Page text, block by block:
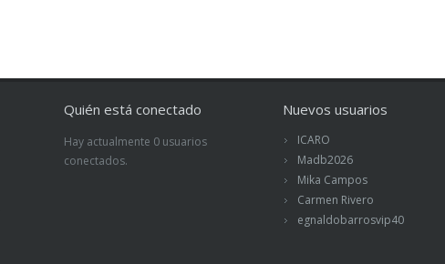
Quién está conectado
Hay actualmente 0 usuarios
conectados.
Nuevos usuarios
ICARO
Madb2026
Mika Campos
Carmen Rivero
egnaldobarrosvip40